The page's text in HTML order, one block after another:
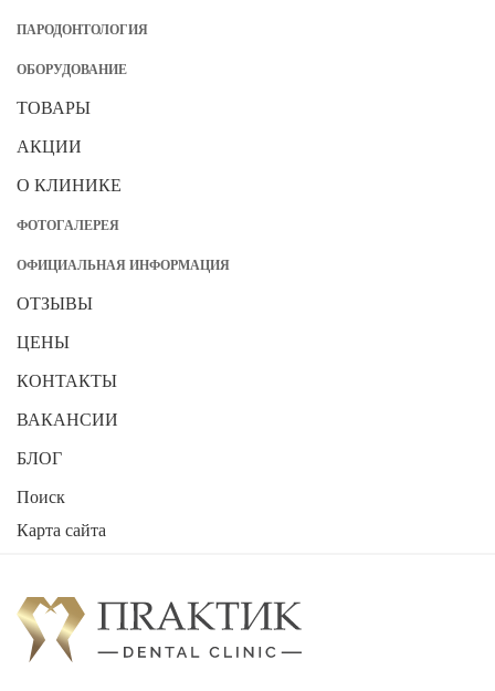
ПАРОДОНТОЛОГИЯ
ОБОРУДОВАНИЕ
ТОВАРЫ
АКЦИИ
О КЛИНИКЕ
ФОТОГАЛЕРЕЯ
ОФИЦИАЛЬНАЯ ИНФОРМАЦИЯ
ОТЗЫВЫ
ЦЕНЫ
КОНТАКТЫ
ВАКАНСИИ
БЛОГ
Поиск
Карта сайта